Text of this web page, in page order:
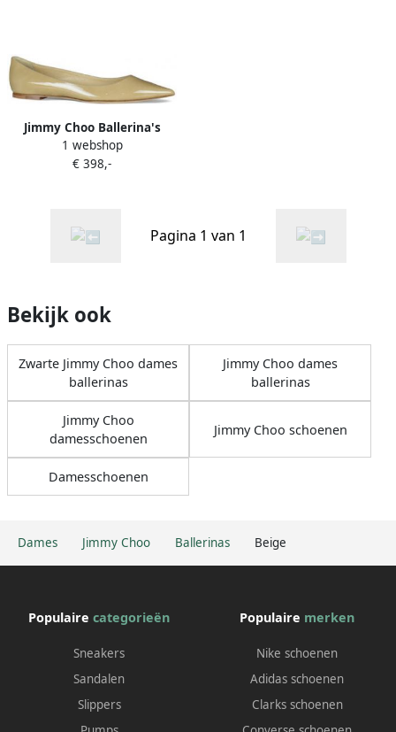
Dames Jimmy Choo Ballerinas Beige
Jimmy Choo Ballerina's
1 webshop
€ 398,-
Pagina 1 van 1
Bekijk ook
Zwarte Jimmy Choo dames
ballerinas
Jimmy Choo dames
ballerinas
Jimmy Choo
damesschoenen
Jimmy Choo schoenen
Damesschoenen
Populaire categorieën
Sneakers
Sandalen
Slippers
Populaire merken
Nike schoenen
Adidas schoenen
Clarks schoenen